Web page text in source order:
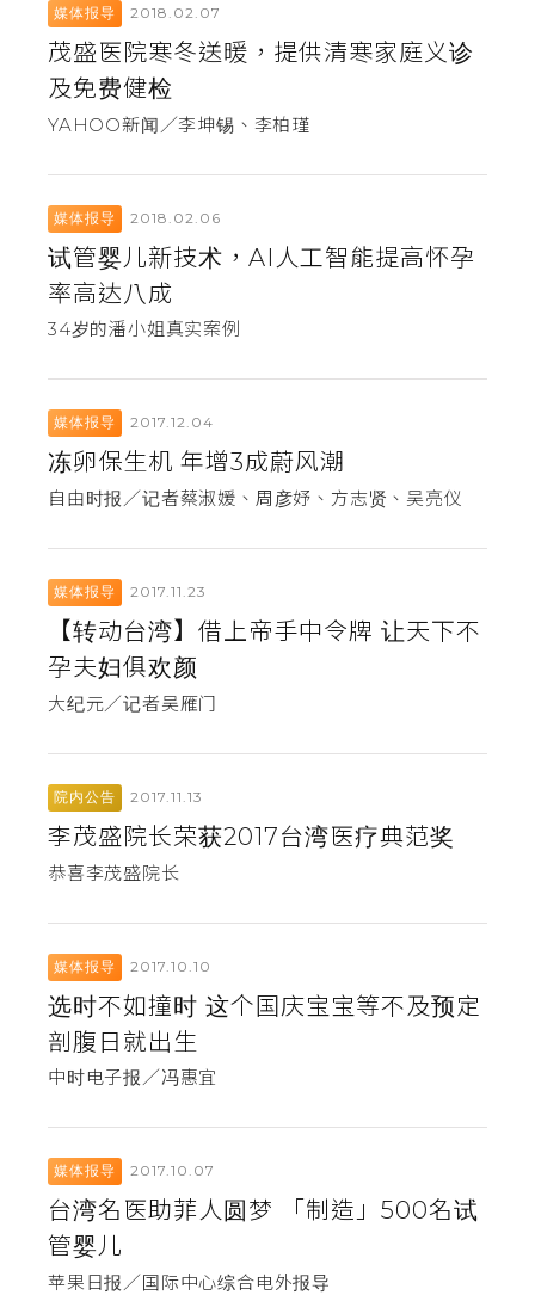
媒体报导 2018.02.07
茂盛医院寒冬送暖，提供清寒家庭义诊
及免费健检
YAHOO新闻／李坤锡、李柏瑾
媒体报导 2018.02.06
试管婴儿新技术，AI人工智能提高怀孕
率高达八成
34岁的潘小姐真实案例
媒体报导 2017.12.04
冻卵保生机 年增3成蔚风潮
自由时报／记者蔡淑媛、周彦妤、方志贤、吴亮仪
媒体报导 2017.11.23
【转动台湾】借上帝手中令牌 让天下不
孕夫妇俱欢颜
大纪元／记者吴雁门
院内公告 2017.11.13
李茂盛院长荣获2017台湾医疗典范奖
恭喜李茂盛院长
媒体报导 2017.10.10
选时不如撞时 这个国庆宝宝等不及预定
剖腹日就出生
中时电子报／冯惠宜
媒体报导 2017.10.07
台湾名医助菲人圆梦 「制造」500名试
管婴儿
苹果日报／国际中心综合电外报导